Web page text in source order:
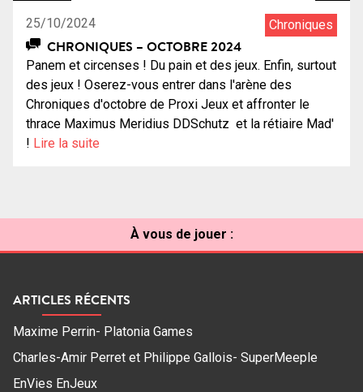
25/10/2024 Chroniques
CHRONIQUES – OCTOBRE 2024
Panem et circenses ! Du pain et des jeux. Enfin, surtout
des jeux ! Oserez-vous entrer dans l'arène des
Chroniques d'octobre de Proxi Jeux et affronter le
thrace Maximus Meridius DDSchutz et la rétiaire Mad'
! Lire la suite
À vous de jouer :
ARTICLES RÉCENTS
Maxime Perrin- Platonia Games
Charles-Amir Perret et Philippe Gallois- SuperMeeple
EnVies EnJeux